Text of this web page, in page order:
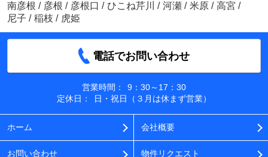
南彦根 / 彦根 / 彦根口 / ひこね芹川 / 河瀬 / 米原 / 高宮 /
尼子 / 稲枝 / 虎姫
電話でお問い合わせ
営業時間：
9：30～17：30
定休日：
日・祝日（３月は休まず営業）
ホーム 会社概要
お問い合わせ 物件リクエスト